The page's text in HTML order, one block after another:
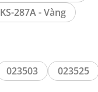
KS-287A - Vàng
023503
023525